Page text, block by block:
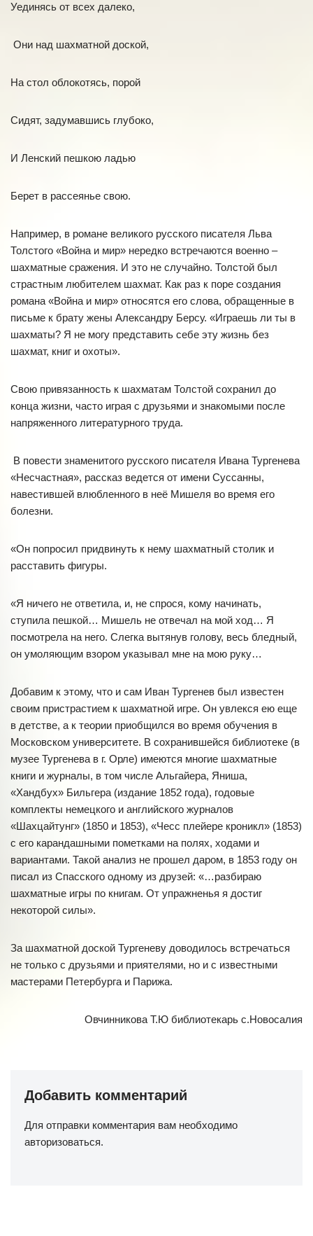
Уединясь от всех далеко,
Они над шахматной доской,
На стол облокотясь, порой
Сидят, задумавшись глубоко,
И Ленский пешкою ладью
Берет в рассеянье свою.
Например, в романе великого русского писателя Льва
Толстого «Война и мир» нередко встречаются военно –
шахматные сражения. И это не случайно. Толстой был
страстным любителем шахмат. Как раз к поре создания
романа «Война и мир» относятся его слова, обращенные в
письме к брату жены Александру Берсу. «Играешь ли ты в
шахматы? Я не могу представить себе эту жизнь без
шахмат, книг и охоты».
Свою привязанность к шахматам Толстой сохранил до
конца жизни, часто играя с друзьями и знакомыми после
напряженного литературного труда.
В повести знаменитого русского писателя Ивана Тургенева
«Несчастная», рассказ ведется от имени Суссанны,
навестившей влюбленного в неё Мишеля во время его
болезни.
«Он попросил придвинуть к нему шахматный столик и
расставить фигуры.
«Я ничего не ответила, и, не спрося, кому начинать,
ступила пешкой… Мишель не отвечал на мой ход… Я
посмотрела на него. Слегка вытянув голову, весь бледный,
он умоляющим взором указывал мне на мою руку…
Добавим к этому, что и сам Иван Тургенев был известен
своим пристрастием к шахматной игре. Он увлекся ею еще
в детстве, а к теории приобщился во время обучения в
Московском университете. В сохранившейся библиотеке (в
музее Тургенева в г. Орле) имеются многие шахматные
книги и журналы, в том числе Альгайера, Яниша,
«Хандбух» Бильгера (издание 1852 года), годовые
комплекты немецкого и английского журналов
«Шахцайтунг» (1850 и 1853), «Чесс плейере кроникл» (1853)
с его карандашными пометками на полях, ходами и
вариантами. Такой анализ не прошел даром, в 1853 году он
писал из Спасского одному из друзей: «…разбираю
шахматные игры по книгам. От упражненья я достиг
некоторой силы».
За шахматной доской Тургеневу доводилось встречаться
не только с друзьями и приятелями, но и с известными
мастерами Петербурга и Парижа.
Овчинникова Т.Ю библиотекарь с.Новосалия
Добавить комментарий
Для отправки комментария вам необходимо
авторизоваться.